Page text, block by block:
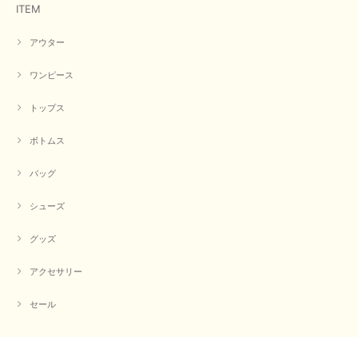
ITEM
アウター
ワンピース
トップス
ボトムス
バッグ
シューズ
グッズ
アクセサリー
セール